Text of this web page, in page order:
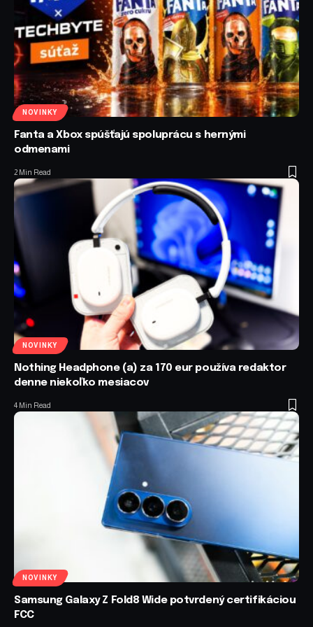
NOVINKY
Fanta a Xbox spúšťajú spoluprácu s hernými
odmenami
2 Min Read
NOVINKY
Nothing Headphone (a) za 170 eur používa redaktor
denne niekoľko mesiacov
4 Min Read
NOVINKY
Samsung Galaxy Z Fold8 Wide potvrdený certifikáciou
FCC